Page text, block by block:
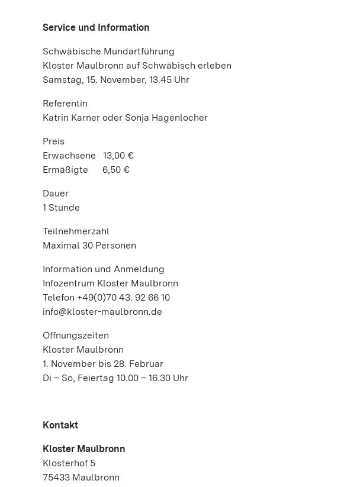
Service und Information
Schwäbische Mundartführung
Kloster Maulbronn auf Schwäbisch erleben
Samstag, 15. November, 13.45 Uhr
Referentin
Katrin Karner oder Sonja Hagenlocher
Preis
Erwachsene 13,00 €
Ermäßigte 6,50 €
Dauer
1 Stunde
Teilnehmerzahl
Maximal 30 Personen
Information und Anmeldung
Infozentrum Kloster Maulbronn
Telefon +49(0)70 43. 92 66 10
info@kloster-maulbronn.de
Öffnungszeiten
Kloster Maulbronn
1. November bis 28. Februar
Di – So, Feiertag 10.00 – 16.30 Uhr
Kontakt
Kloster Maulbronn
Klosterhof 5
75433 Maulbronn